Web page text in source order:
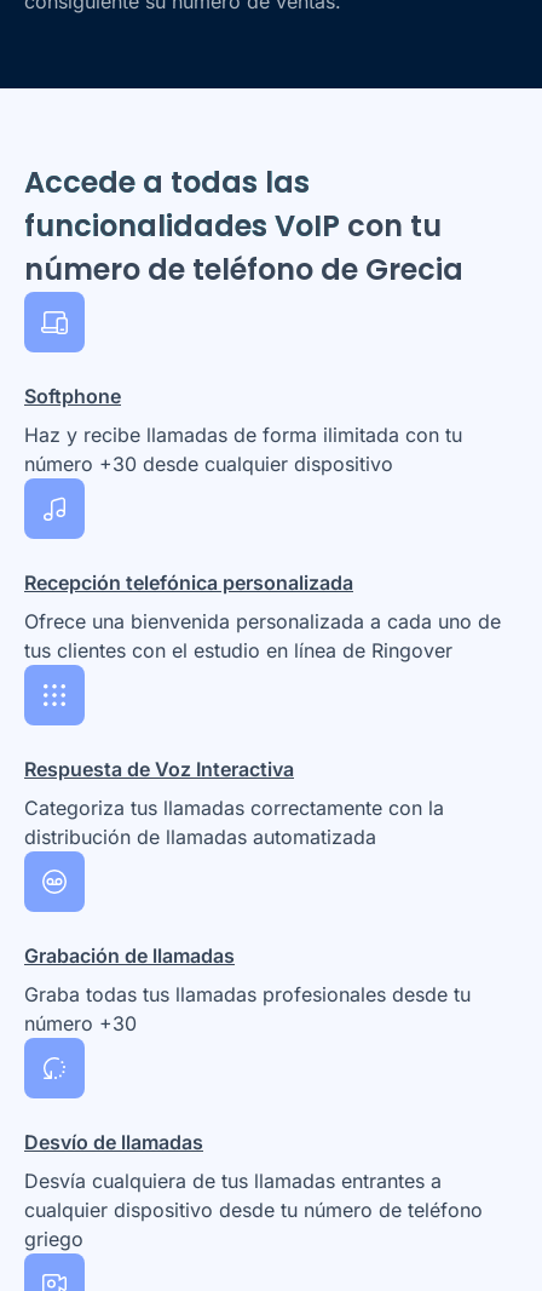
Accede a todas las
funcionalidades VoIP con tu
número de teléfono de Grecia
Softphone
Haz y recibe llamadas de forma ilimitada con tu
número +30 desde cualquier dispositivo
Recepción telefónica personalizada
Ofrece una bienvenida personalizada a cada uno de
tus clientes con el estudio en línea de Ringover
Respuesta de Voz Interactiva
Categoriza tus llamadas correctamente con la
distribución de llamadas automatizada
Grabación de llamadas
Graba todas tus llamadas profesionales desde tu
número +30
Desvío de llamadas
Desvía cualquiera de tus llamadas entrantes a
cualquier dispositivo desde tu número de teléfono
griego